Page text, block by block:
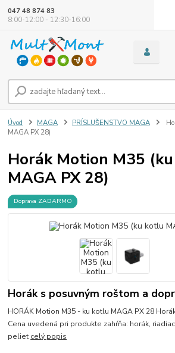
047 48 874 83
8:00-12:00 - 12:30-16:00
Úvod MAGA PRÍSLUŠENSTVO MAGA
MAGA PX 28)
Horák Motion M35
MAGA PX 28)
Doprava ZADARMO
Horák s posuvným roštom a
HORÁK Motion M35 - ku kotlu MAGA PX 28
Cena uvedená pri produkte zahŕňa: horák,
peliet celý popis